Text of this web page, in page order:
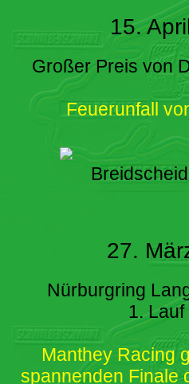
15.
Großer Preis von
Feuerunfall
27.
Nürburgring
1. Lauf
Manthey Racing
spannenden Finale